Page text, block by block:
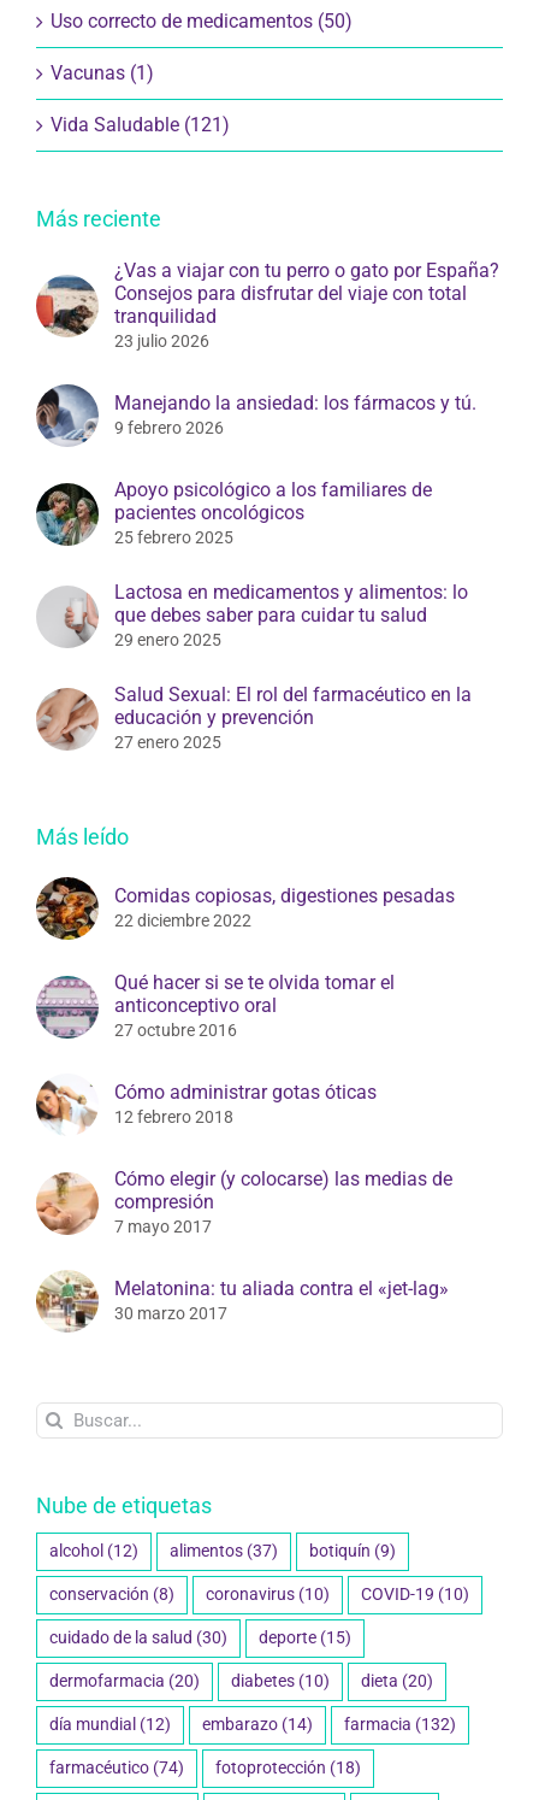
Uso correcto de medicamentos (50)
Vacunas (1)
Vida Saludable (121)
Más reciente
¿Vas a viajar con tu perro o gato por España?
Consejos para disfrutar del viaje con total
tranquilidad
23 julio 2026
Manejando la ansiedad: los fármacos y tú.
9 febrero 2026
Apoyo psicológico a los familiares de
pacientes oncológicos
25 febrero 2025
Lactosa en medicamentos y alimentos: lo
que debes saber para cuidar tu salud
29 enero 2025
Salud Sexual: El rol del farmacéutico en la
educación y prevención
27 enero 2025
Más leído
Comidas copiosas, digestiones pesadas
22 diciembre 2022
Qué hacer si se te olvida tomar el
anticonceptivo oral
27 octubre 2016
Cómo administrar gotas óticas
12 febrero 2018
Cómo elegir (y colocarse) las medias de
compresión
7 mayo 2017
Melatonina: tu aliada contra el «jet-lag»
30 marzo 2017
Buscar:
Nube de etiquetas
alcohol (12) alimentos (37) botiquín (9)
conservación (8) coronavirus (10) COVID-19 (10)
cuidado de la salud (30) deporte (15)
dermofarmacia (20) diabetes (10) dieta (20)
día mundial (12) embarazo (14) farmacia (132)
farmacéutico (74) fotoprotección (18)